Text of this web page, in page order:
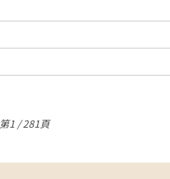
第1 / 281頁